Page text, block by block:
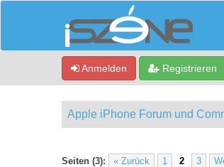
Anmelden Registrieren
Apple iPhone Forum und
Seiten (3): « Zurück 1 2 3
0 Bewertung(en) - 0
1
2
3
4
5